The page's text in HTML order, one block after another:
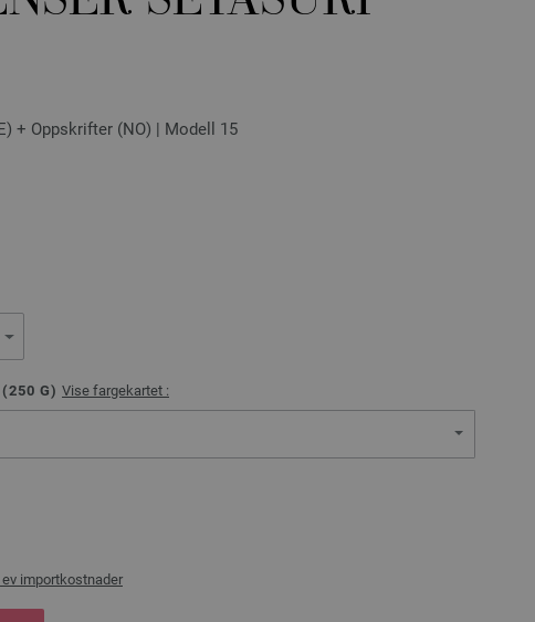
+ Oppskrifter (NO) | Modell 15
250 G) Vise fargekartet :
ev importkostnader